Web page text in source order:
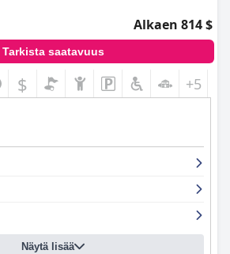
Alkaen 814 $
Tarkista saatavuus
$ +5
Näytä lisää